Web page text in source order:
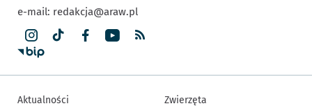
e-mail: redakcja@araw.pl
Aktualności Zwierzęta